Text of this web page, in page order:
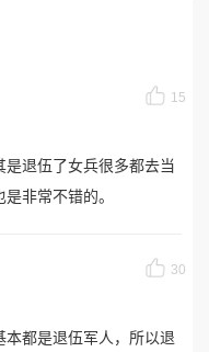
15
退伍了女兵很多都去当
非常不错的。
30
都是退伍军人，所以退